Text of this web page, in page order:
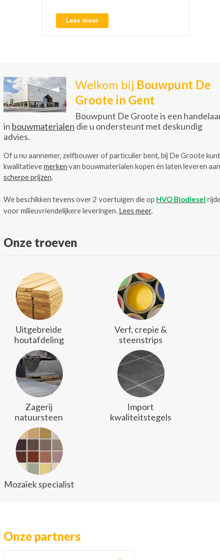
Lees meer
Welkom bij Bouwpunt De
Groote in Gent
Bouwpunt De Groote is een
in bouwmaterialen die u ondersteunt met deskundig
advies.
Of u nu aannemer, zelfbouwer of particulier bent, bij De Groote
kwalitatievemerken van bouwmaterialen kopen én laten leveren aan
scherpe prijzen.
We beschikken tevens over 2 voertuigen die op HVO Biodiesel
voor milieuvriendelijkere leveringen. Lees meer.
Onze troeven
Uitgebreide
houtafdeling
Verf, crepie &
steenstrips
Zagerij
natuursteen
Import
kwaliteitstegels
Mozaïek specialist
Onze partners